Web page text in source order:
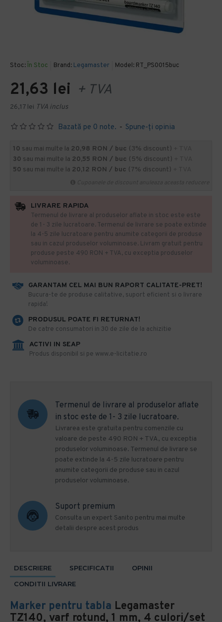
Stoc: În Stoc Brand: Legamaster Model: RT_PS0015buc
Bazată pe 0 note. - Spune-ţi opinia
21,63 lei + TVA
26,17 lei TVA inclus
10 sau mai multe la 20,98 RON / buc (3% discount)
30 sau mai multe la 20,55 RON / buc (5% discount)
50 sau mai multe la 20,12 RON / buc (7% discount)
GARANTAM CEL MAI BUN RAPORT CALITATE-PRET!
​Bucura-te de produse calitative, suport eficient si o livrare
rapida!
PRODUSUL POATE FI RETURNAT!
De catre consumatori in 30 de zile de la achizitie
ACTIVI IN SEAP
Produs disponibil si pe www.e-licitatie.ro
LIVRARE RAPIDA
Termenul de livrare al produselor aflate in stoc este este
de 1- 3 zile lucratoare. Termenul de livrare se poate extinde
la 4-5 zile lucratoare pentru anumite categorii de produse
sau in cazul produselor voluminoase. Livram gratuit pentru
produse peste 490 RON + TVA, cu exceptia produselor
voluminoase.
Termenul de livrare al produselor aflate
in stoc este de 1- 3 zile lucratoare.
Livrarea este gratuita pentru comenzile cu
valoare de peste 490 RON + TVA, cu exceptia
produselor voluminoase. Termenul de livrare se
poate extinde la 4-5 zile lucratoare pentru
anumite categorii de produse sau in cazul
produselor voluminoase.
Suport premium
Consulta un expert Sanito pentru mai multe
detalii despre acest produs
DESCRIERE SPECIFICATII
OPINII
CONDITII LIVRARE
Marker pentru tabla Legamaster
TZ140, varf rotund, 1 mm, 4 culori/set